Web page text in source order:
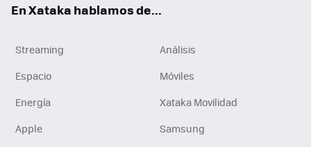
En Xataka hablamos de...
Streaming
Análisis
Espacio
Móviles
Energía
Xataka Movilidad
Apple
Samsung